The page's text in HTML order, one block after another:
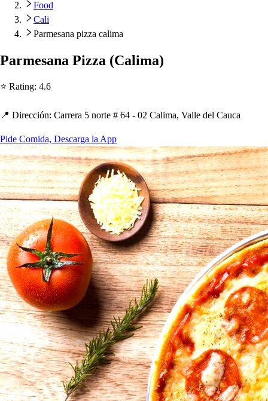
Food
Cali
Parmesana pizza calima
Parmesana Pizza (Calima)
⭐ Rating: 4.6
📍 Dirección: Carrera 5 norte # 64 - 02 Calima, Valle del Cauca
Pide Comida, Descarga la App